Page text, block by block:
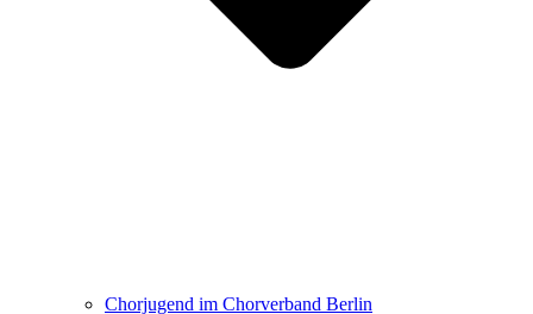
Chorjugend im Chorverband Berlin